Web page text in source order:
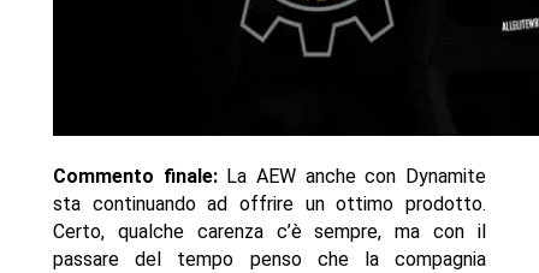
Commento finale: La AEW anche con Dynamite
sta continuando ad offrire un ottimo prodotto.
Certo, qualche carenza c’è sempre, ma con il
passare del tempo penso che la compagnia